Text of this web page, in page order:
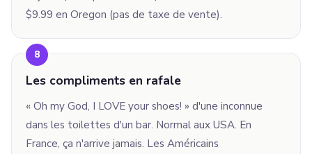
$9.99 en Oregon (pas de taxe de vente).
8
Les compliments en rafale
« Oh my God, I LOVE your shoes! » d'une inconnue
dans les toilettes d'un bar. Normal aux USA. En
France, ça n'arrive jamais. Les Américains